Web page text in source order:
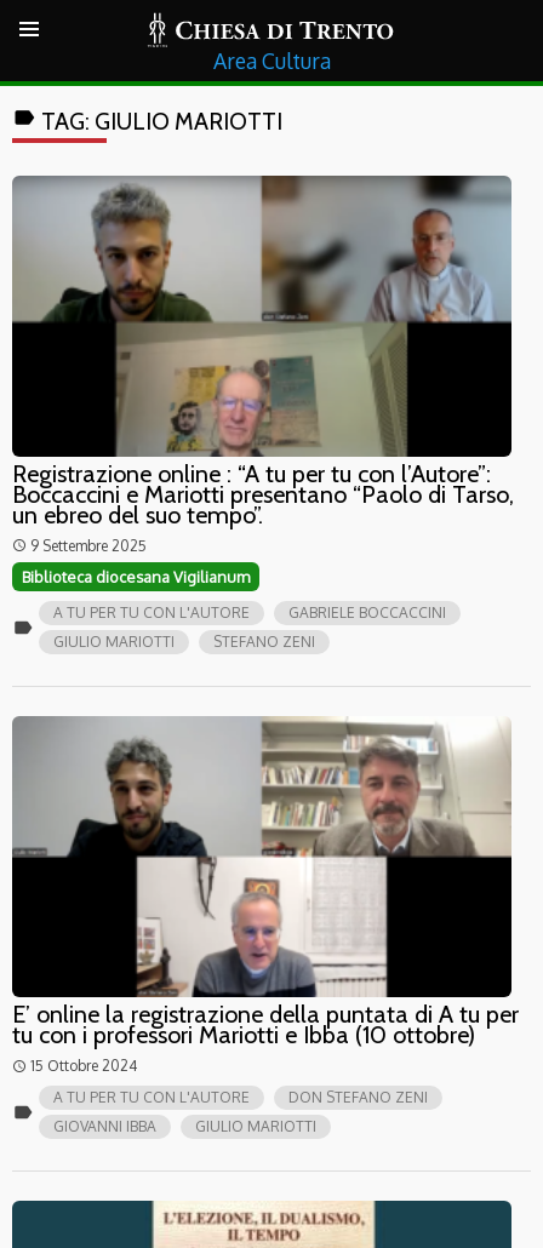
Cultura
label TAG: GIULIO MARIOTTI
Registrazione online : “A tu per tu con l’Autore”:
Boccaccini e Mariotti presentano “Paolo di Tarso,
un ebreo del suo tempo”.
access_time 9 Settembre 2025
Biblioteca diocesana Vigilianum
label
A TU PER TU CON L'AUTORE
GABRIELE BOCCACCINI
GIULIO MARIOTTI
STEFANO ZENI
E’ online la registrazione della puntata di A tu per
tu con i professori Mariotti e Ibba (10 ottobre)
access_time 15 Ottobre 2024
label
A TU PER TU CON L'AUTORE
DON STEFANO ZENI
GIOVANNI IBBA
GIULIO MARIOTTI